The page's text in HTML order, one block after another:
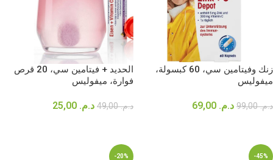
زنك وفيتامين سي، 60 كبسولة،
ميفوليس
د.م.99,00 د.م.
الحديد + فيتامين سي، 20 قرص
فوارة، ميفوليس
د.م.49,00 د.م.
-45%
-20%